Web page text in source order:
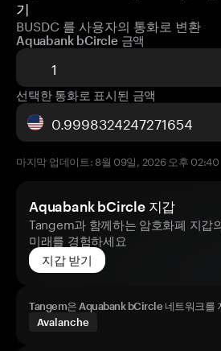
기
BUSDC 를 사용자의 통화로 변환
Aquabank bCircle 금액
선택한 통화로 표시된 금액
마지막 업데이트: 8월 09일, 2026 오후 02:40
Aquabank bCircle 지갑
Tangem과 함께하는 암호화폐 지갑
미래를 경험하세요
지갑 받기
Tangem은 Aquabank bCircle 네트워크를
Avalanche